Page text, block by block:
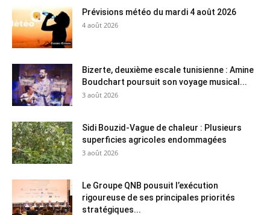
Prévisions météo du mardi 4 août 2026
4 août 2026
Bizerte, deuxième escale tunisienne : Amine
Boudchart poursuit son voyage musical...
3 août 2026
Sidi Bouzid-Vague de chaleur : Plusieurs
superficies agricoles endommagées
3 août 2026
Le Groupe QNB pousuit l’exécution
rigoureuse de ses principales priorités
stratégiques...